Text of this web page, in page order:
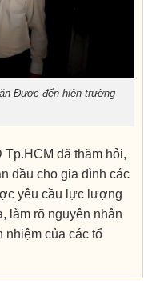
Được đến hiện trường
đã thăm hỏi,
đầu cho gia đình các
yêu cầu lực lượng
làm rõ nguyên nhân
nhiệm của các tổ